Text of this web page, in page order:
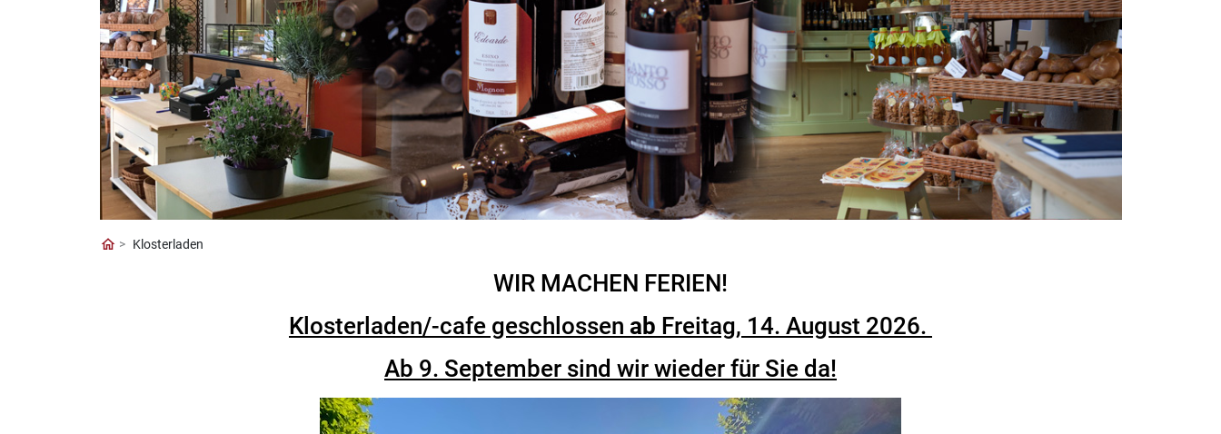
Klosterladen
WIR MACHEN FERIEN!
Klosterladen/-cafe geschlossen ab Freitag, 14. August 2026.
Ab 9. September sind wir wieder für Sie da!